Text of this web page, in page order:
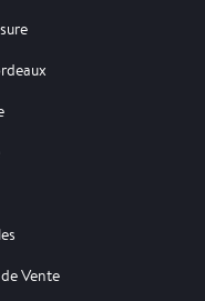
Vente